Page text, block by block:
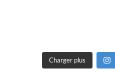
Charger plus